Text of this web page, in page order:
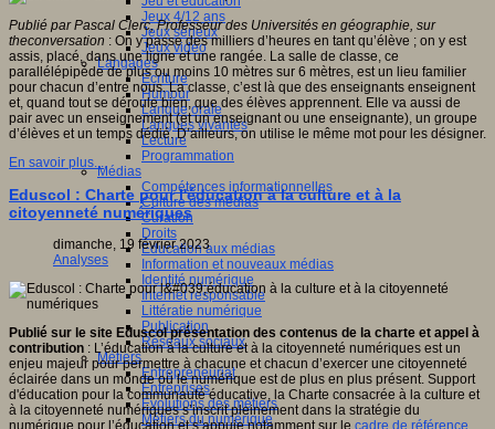
Jeux 4/12 ans
Jeux sérieux
Jeux vidéo
Langages
Ecriture
Humour
Langue orale
Langues vivantes
Lecture
Programmation
Médias
Compétences informationnelles
Culture des médias
Curation
Droits
Education aux médias
Information et nouveaux médias
Identité numérique
Internet responsable
Littératie numérique
Publication
Réseaux sociaux
Métiers
Entrepreneuriat
Entreprises
Evolutions des métiers
Métiers du numérique
Publié par Pascal Clerc, Professeur des Universités en géographie, sur
theconversation : On y passe des milliers d’heures en tant qu’élève ; on y est
assis, placé, dans une ligne et une rangée. La salle de classe, ce
parallélépipède de plus ou moins 10 mètres sur 6 mètres, est un lieu familier
pour chacun d’entre nous. La classe, c’est là que des enseignants enseignent
et, quand tout se déroule bien, que des élèves apprennent. Elle va aussi de
pair avec un enseignement (et un enseignant ou une enseignante), un groupe
d’élèves et un temps dédié. D’ailleurs, on utilise le même mot pour les désigner.
En savoir plus...
Eduscol : Charte pour l'éducation à la culture et à la
citoyenneté numériques
dimanche, 19 février 2023
Analyses
Publié sur le site Eduscol présentation des contenus de la charte et appel à
contribution : L’éducation à la culture et à la citoyenneté numériques est un
enjeu majeur pour permettre à chacune et chacun d’exercer une citoyenneté
éclairée dans un monde où le numérique est de plus en plus présent. Support
d'éducation pour la communauté éducative, la Charte consacrée à la culture et
à la citoyenneté numériques s’inscrit pleinement dans la stratégie du